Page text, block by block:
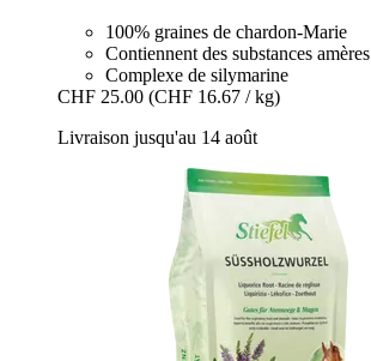
100% graines de chardon-Marie
Contiennent des substances amères
Complexe de silymarine
CHF 25.00 (CHF 16.67 / kg)
Livraison jusqu'au 14 août